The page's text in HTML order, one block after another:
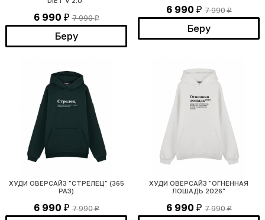
6 990 ₽ 7 990₽
Беру
6 990 ₽ 7 990₽
Беру
ХУДИ ОВЕРСАЙЗ "СТРЕЛЕЦ" (365
РАЗ)
6 990 ₽ 7 990₽
ХУДИ ОВЕРСАЙЗ "ОГНЕННАЯ
ЛОШАДЬ 2026"
6 990 ₽ 7 990₽